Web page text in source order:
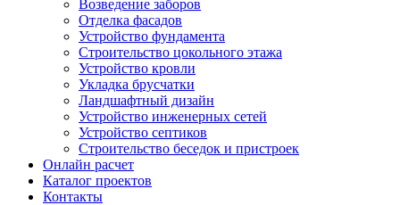
Возведение заборов
Отделка фасадов
Устройство фундамента
Строительство цокольного этажа
Устройство кровли
Укладка брусчатки
Ландшафтный дизайн
Устройство инженерных сетей
Устройство септиков
Строительство беседок и пристроек
Онлайн расчет
Каталог проектов
Контакты